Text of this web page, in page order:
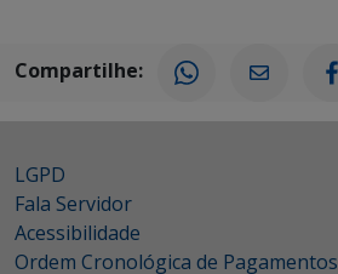
Compartilhe:
LGPD
Fala Servidor
Acessibilidade
Ordem Cronológica de Pagamentos